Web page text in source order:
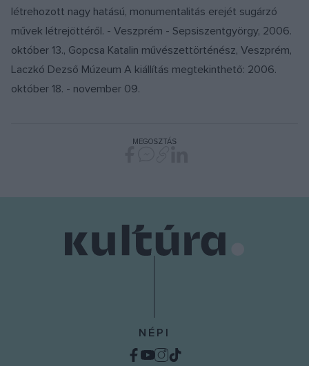
létrehozott nagy hatású, monumentalitás erejét sugárzó
művek létrejöttéről. - Veszprém - Sepsiszentgyörgy, 2006.
október 13., Gopcsa Katalin művészettörténész, Veszprém,
Laczkó Dezső Múzeum A kiállítás megtekinthető: 2006.
október 18. - november 09.
MEGOSZTÁS
NÉPI